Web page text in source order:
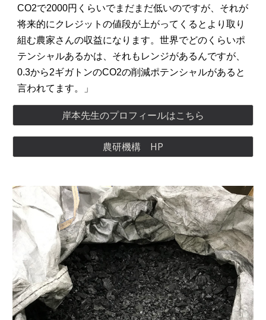
CO2で2000円くらいでまだまだ低いのですが、それが
将来的にクレジットの値段が上がってくるとより取り
組む農家さんの収益になります。世界でどのくらいポ
テンシャルあるかは、それもレンジがあるんですが、
0.3から2ギガトンのCO2の削減ポテンシャルがあると
言われてます。」
岸本先生のプロフィールはこちら
農研機構 HP